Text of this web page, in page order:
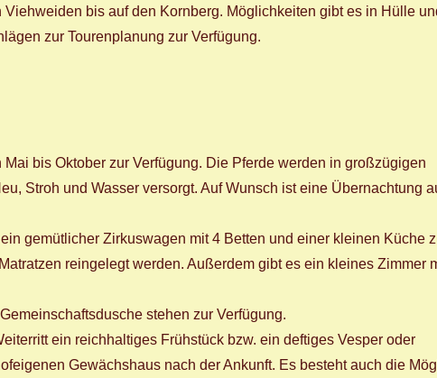
bis auf den Kornberg. Möglichkeiten gibt es in Hülle
zur Tourenplanung zur Verfügung.
bis Oktober zur Verfügung. Die Pferde werden in großzügigen
Stroh und Wasser versorgt. Auf Wunsch ist eine Übernachtung
gemütlicher Zirkuswagen mit 4 Betten und einer kleinen Küche
reingelegt werden. Außerdem gibt es ein kleines Zimmer
stehen zur Verfügung.
ein reichhaltiges Frühstück bzw. ein deftiges Vesper oder
Gewächshaus nach der Ankunft. Es besteht auch die